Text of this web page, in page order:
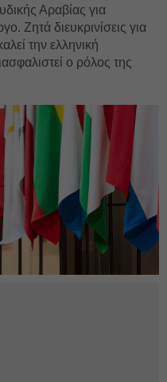
Αραβίας για
Ζητά διευκρινίσεις για
την ελληνική
ο ρόλος της